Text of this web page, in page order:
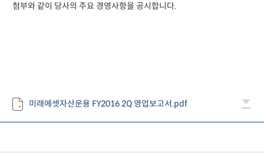
첨부와 같이 당사의 주요 경영사항을 공시합니다.
미래에셋자산운용 FY2016 2Q 영업보고서.pdf